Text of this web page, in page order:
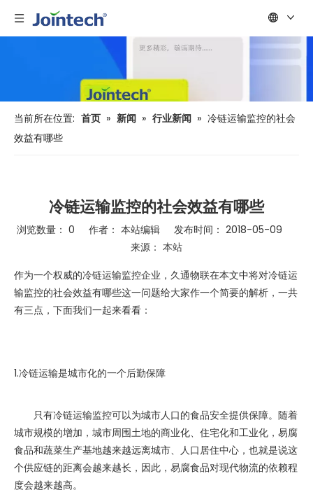
当前所在位置: 首页 » 新闻 » 行业新闻 » 冷链运输监控的社会
效益有哪些
冷链运输监控的社会效益有哪些
浏览数量： 0 作者： 本站编辑 发布时间： 2018-05-09
来源： 本站
["wechat","weibo","qzone","douban","email"]
作为一个权威的冷链运输监控企业，久通物联在本文中将对冷链运
输监控的社会效益有哪些这一问题给大家作一个简要的解析，一共
有三点，下面我们一起来看看：
1.冷链运输是城市化的一个后勤保障
只有冷链运输监控可以为城市人口的食品安全提供保障。随着
城市规模的增加，城市周围土地的商业化、住宅化和工业化，易腐
食品和蔬菜生产基地越来越远离城市、人口居住中心，也就是说这
个供应链的距离会越来越长，因此，易腐食品对现代物流的依赖程
度会越来越高。